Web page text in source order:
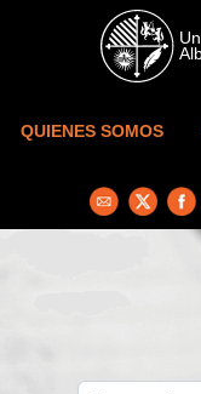
Skip to main content
QUIENES SOMOS